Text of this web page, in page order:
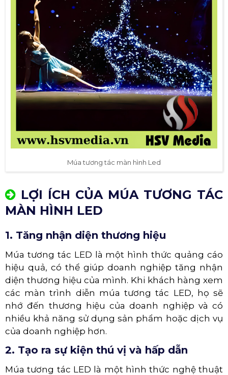
Múa tương tác màn hình Led
LỢI ÍCH CỦA MÚA TƯƠNG TÁC
MÀN HÌNH LED
1. Tăng nhận diện thương hiệu
Múa tương tác LED là một hình thức quảng cáo
hiệu quả, có thể giúp doanh nghiệp tăng nhận
diện thương hiệu của mình. Khi khách hàng xem
các màn trình diễn múa tương tác LED, họ sẽ
nhớ đến thương hiệu của doanh nghiệp và có
nhiều khả năng sử dụng sản phẩm hoặc dịch vụ
của doanh nghiệp hơn.
2. Tạo ra sự kiện thú vị và hấp dẫn
Múa tương tác LED là một hình thức nghệ thuật